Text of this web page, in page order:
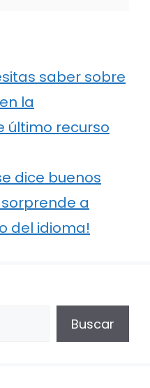
saber sobre
la
último recurso
dice buenos
a
del idioma!
Buscar